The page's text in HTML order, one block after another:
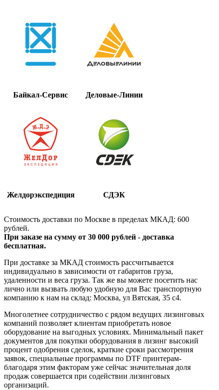
Байкал-Сервис Деловые-Линии
Желдорэкспедиция СДЭК
Стоимость доставки по Москве в пределах МКАД: 600
рублей.
При заказе на сумму от 30 000 рублей - доставка
бесплатная.
При доставке за МКАД стоимость рассчитывается
индивидуально в зависимости от габаритов груза,
удаленности и веса груза. Так же вы можете посетить нас
лично или вызвать любую удобную для Вас транспортную
компанию к нам на склад: Москва, ул Вятская, 35 c4.
Многолетнее сотрудничество с рядом ведущих лизинговых
компаний позволяет клиентам приобретать новое
оборудование на выгодных условиях. Минимальный пакет
документов для покупки оборудования в лизинг высокий
процент одобрения сделок, краткие сроки рассмотрения
заявок, специальные программы по DTF принтерам-
благодаря этим факторам уже сейчас значительная доля
продаж совершается при содействии лизинговых
организаций.